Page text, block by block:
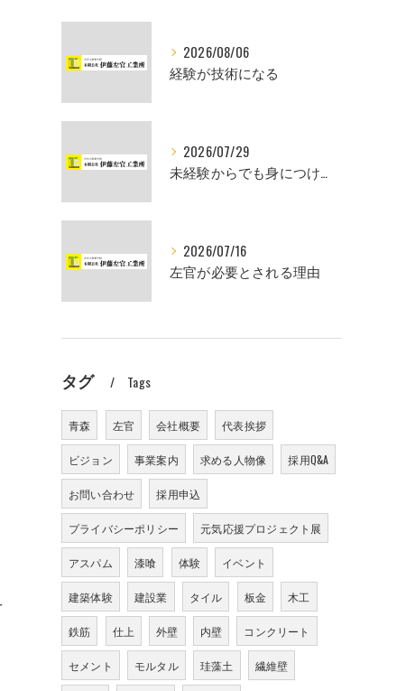
2026/08/06
経験が技術になる
2026/07/29
未経験からでも身につけられるスキル
2026/07/16
左官が必要とされる理由
タグ Tags
青森 左官 会社概要 代表挨拶
ビジョン 事業案内 求める人物像 採用Q&A
お問い合わせ 採用申込
プライバシーポリシー 元気応援プロジェクト展
アスパム 漆喰 体験 イベント
建築体験 建設業 タイル 板金 木工
鉄筋 仕上 外壁 内壁 コンクリート
セメント モルタル 珪藻土 繊維壁